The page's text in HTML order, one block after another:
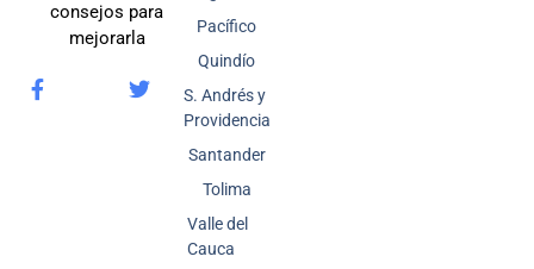
consejos para
mejorarla
Pacífico
Quindío
S. Andrés y
Providencia
Santander
Tolima
Valle del
Cauca